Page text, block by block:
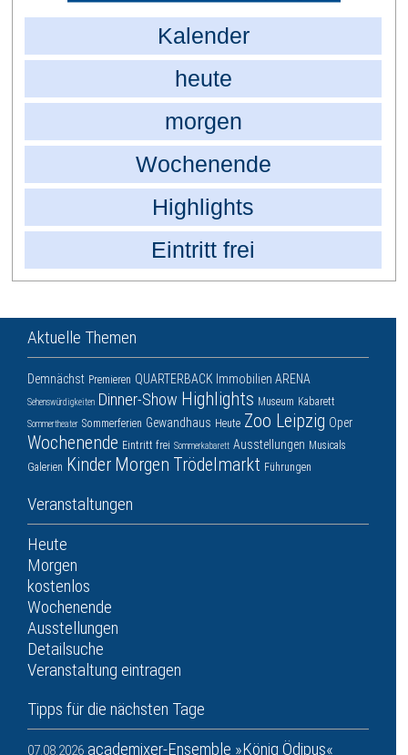
Kalender
heute
morgen
Wochenende
Highlights
Eintritt frei
Aktuelle Themen
Demnächst Premieren QUARTERBACK Immobilien ARENA
Sehenswürdigkeiten Dinner-Show Highlights Museum Kabarett
Sommertheater Sommerferien Gewandhaus Heute Zoo Leipzig Oper
Wochenende Eintritt frei Sommerkabarett Ausstellungen Musicals
Galerien Kinder Morgen Trödelmarkt Führungen
Veranstaltungen
Heute
Morgen
kostenlos
Wochenende
Ausstellungen
Detailsuche
Veranstaltung eintragen
Tipps für die nächsten Tage
07.08.2026 academixer-Ensemble »König Ödipus«